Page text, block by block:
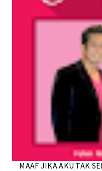
MAAF JIKA AKU TAK